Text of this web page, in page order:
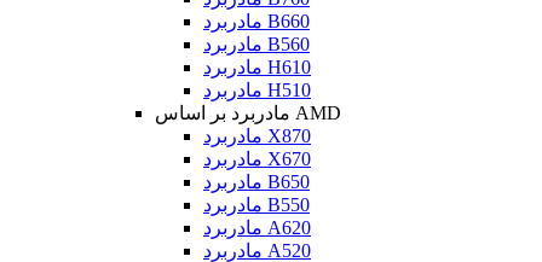
مادربرد B660
مادربرد B560
مادربرد H610
مادربرد H510
مادربرد بر اساس AMD
مادربرد X870
مادربرد X670
مادربرد B650
مادربرد B550
مادربرد A620
مادربرد A520